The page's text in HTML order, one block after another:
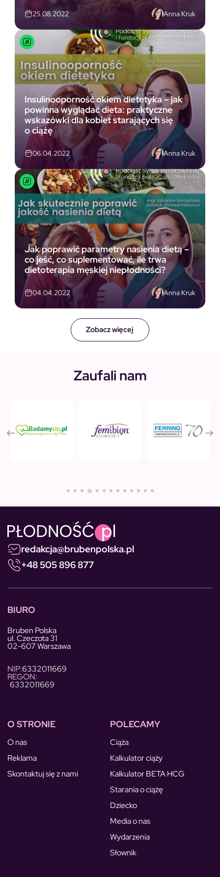
Zobacz więcej
25.08.2022 Anna Kruk
Insulinooporność okiem dietetyka – jak
powinna wyglądać dieta: praktyczne
wskazówki dla kobiet starających się
o ciążę
06.04.2022 Anna Kruk
Jak poprawić parametry nasienia dietą –
co jeść, co suplementować, ile trwa
dietoterapia męskiej niepłodności?
04.04.2022 Anna Kruk
Zaufali nam
redakcja@brubenpolska.pl
+48 505 896 877
BIURO
Bruben Polska
ul. Czeczota 31
02-607 Warszawa
NIP:6332011669
REGON:
6332011669
O STRONIE
O nas
Reklama
Skontaktuj się z nami
POLECAMY
Ciąża
Kalkulator ciąży
Kalkulator BETA HCG
Starania o ciążę
Dziecko
Media o nas
Wydarzenia
Słownik